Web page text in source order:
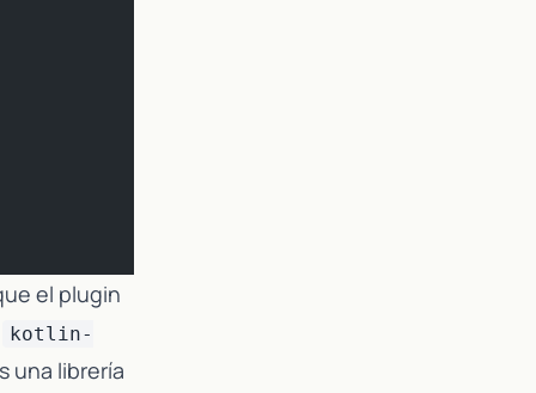
el plugin
kotlin-
una librería